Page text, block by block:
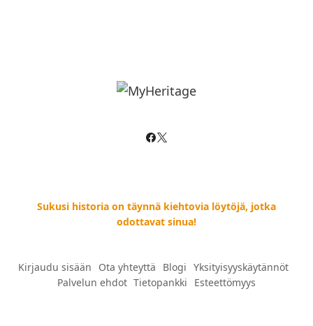
Sukusi historia on täynnä kiehtovia löytöjä, jotka
odottavat sinua!
Kirjaudu sisään Ota yhteyttä Blogi Yksityisyyskäytännöt--
Palvelun ehdot Tietopankki Esteettömyys